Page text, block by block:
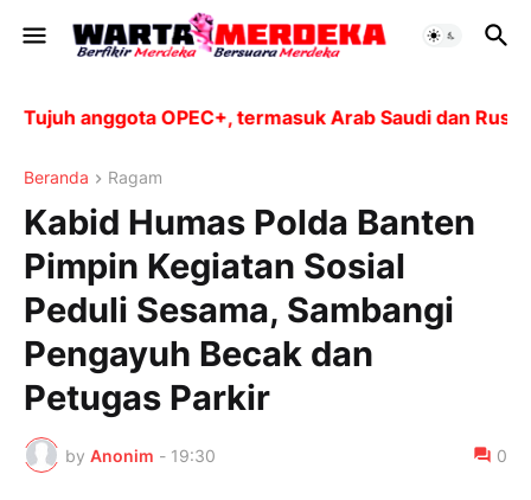
anggota OPEC+, termasuk Arab Saudi dan Rusia,
Beranda Ragam
Kabid Humas Polda Banten
Pimpin Kegiatan Sosial
Peduli Sesama, Sambangi
Pengayuh Becak dan
Petugas Parkir
by Anonim - 19:30 0